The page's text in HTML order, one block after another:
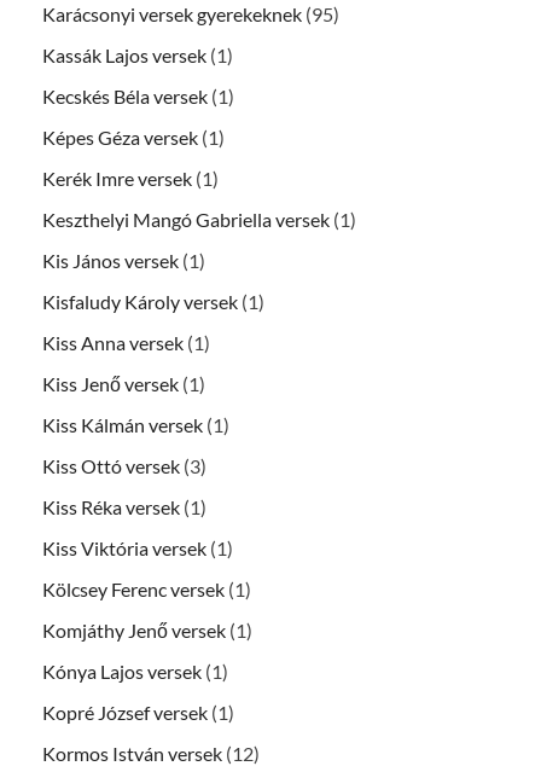
Karácsonyi versek gyerekeknek (95)
Kassák Lajos versek (1)
Kecskés Béla versek (1)
Képes Géza versek (1)
Kerék Imre versek (1)
Keszthelyi Mangó Gabriella versek (1)
Kis János versek (1)
Kisfaludy Károly versek (1)
Kiss Anna versek (1)
Kiss Jenő versek (1)
Kiss Kálmán versek (1)
Kiss Ottó versek (3)
Kiss Réka versek (1)
Kiss Viktória versek (1)
Kölcsey Ferenc versek (1)
Komjáthy Jenő versek (1)
Kónya Lajos versek (1)
Kopré József versek (1)
Kormos István versek (12)